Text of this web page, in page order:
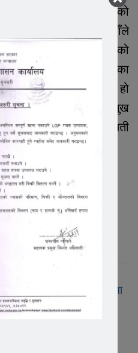
छानबिन गर्ने र सोको
निर्णय गरेको छ । उहाँले
विद्यालयले लिने गरेको
निर्धारण विद्यालयको वर्गका
समेत बैठकले निर्णय गरेको हो
समन्वय इकाईका प्रमुख
सुवेदी सहितको उपस्थिती
ताजा अपडेट
राखेकाहरुलाई निशुल्क रुपमा
रोक्ने
गर्ने